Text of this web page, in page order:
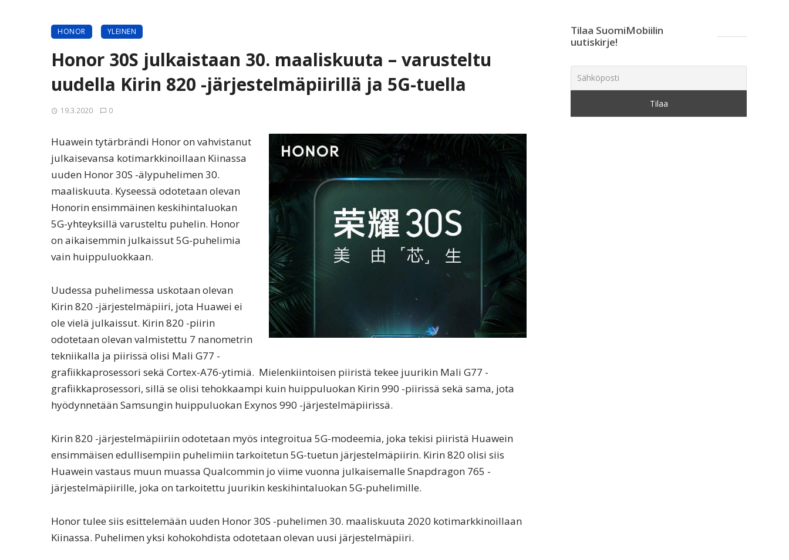
HONOR YLEINEN
Honor 30S julkaistaan 30. maaliskuuta – varusteltu
uudella Kirin 820 -järjestelmäpiirillä ja 5G-tuella
19.3.2020 0
Huawein tytärbrändi Honor on vahvistanut
julkaisevansa kotimarkkinoillaan Kiinassa
uuden Honor 30S -älypuhelimen 30.
maaliskuuta. Kyseessä odotetaan olevan
Honorin ensimmäinen keskihintaluokan
5G-yhteyksillä varusteltu puhelin. Honor
on aikaisemmin julkaissut 5G-puhelimia
vain huippuluokkaan.
Uudessa puhelimessa uskotaan olevan
Kirin 820 -järjestelmäpiiri, jota Huawei ei
ole vielä julkaissut. Kirin 820 -piirin
odotetaan olevan valmistettu 7 nanometrin
tekniikalla ja piirissä olisi Mali G77 -
grafiikkaprosessori sekä Cortex-A76-ytimiä. Mielenkiintoisen piiristä tekee juurikin Mali G77 -
grafiikkaprosessori, sillä se olisi tehokkaampi kuin huippuluokan Kirin 990 -piirissä sekä sama, jota
hyödynnetään Samsungin huippuluokan Exynos 990 -järjestelmäpiirissä.
Kirin 820 -järjestelmäpiiriin odotetaan myös integroitua 5G-modeemia, joka tekisi piiristä Huawein
ensimmäisen edullisempiin puhelimiin tarkoitetun 5G-tuetun järjestelmäpiirin. Kirin 820 olisi siis
Huawein vastaus muun muassa Qualcommin jo viime vuonna julkaisemalle Snapdragon 765 -
järjestelmäpiirille, joka on tarkoitettu juurikin keskihintaluokan 5G-puhelimille.
Honor tulee siis esittelemään uuden Honor 30S -puhelimen 30. maaliskuuta 2020 kotimarkkinoillaan
Kiinassa. Puhelimen yksi kohokohdista odotetaan olevan uusi järjestelmäpiiri.
Tilaa SuomiMobiilin
uutiskirje!